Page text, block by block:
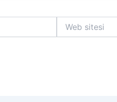
sitesi